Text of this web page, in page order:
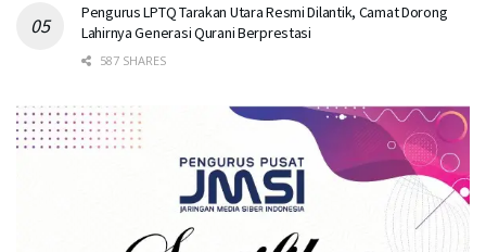
Pengurus LPTQ Tarakan Utara Resmi Dilantik, Camat Dorong
Lahirnya Generasi Qurani Berprestasi
587 SHARES